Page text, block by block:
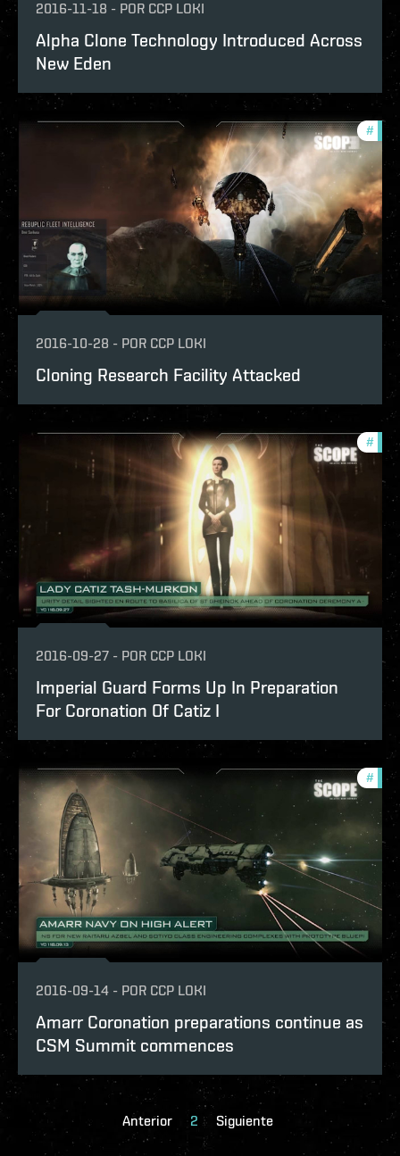
2016-11-18 - POR CCP LOKI
Alpha Clone Technology Introduced Across
New Eden
#
2016-10-28 - POR CCP LOKI
Cloning Research Facility Attacked
#
2016-09-27 - POR CCP LOKI
Imperial Guard Forms Up In Preparation
For Coronation Of Catiz I
#
2016-09-14 - POR CCP LOKI
Amarr Coronation preparations continue as
CSM Summit commences
Anterior 2 Siguiente